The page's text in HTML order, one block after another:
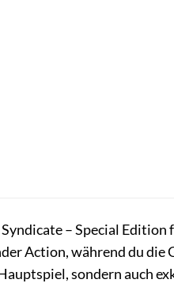
– Special Edition
Action, während du die
sondern auch